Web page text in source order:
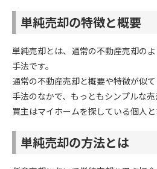
単純売却の特徴と概要
単純売却とは、通常の不動産売却の
手法です。
通常の不動産売却と概要や特徴が似
手法のなかで、もっともシンプルな売
買主はマイホームを探している個人と
単純売却の方法とは